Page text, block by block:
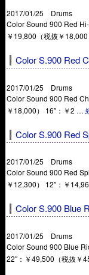
2017/01/25 Drums
Color Sound 900 Red
￥19,800（税抜￥
Color S.900 Red
2017/01/25 Drums
Color Sound 900 Red
￥18,000） 16″：￥2 …
Color S.900 Red
2017/01/25 Drums
Color Sound 900 Red
￥12,300） 12″：￥
Color S.900 Blue
2017/01/25 Drums
Color Sound 900 Blue
22″：￥49,500（税抜